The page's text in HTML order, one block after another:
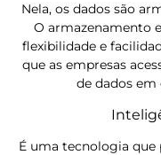
Nela, os dados são
O armazenamento
flexibilidade e
que as empresas
de dados
É uma tecnologia